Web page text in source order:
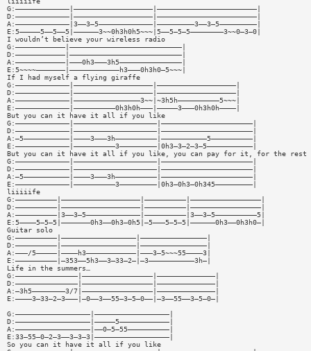
G:—————————————|———————————————————|————————————————————————|
D:—————————————|———————————————————|————————————————————————|
A:—————————————|3——3—5—————————————|—————————3——3—5—————————|
E:5—————5——5——5|——————3~~0h3h0h5~~~|5——5—5—5————————3~~0—3—0|
I wouldn’t believe your wireless radio
G:————————————|———————————————————————————|
D:————————————|———————————————————————————|
A:————————————|———0h3———3h5———————————————|
E:5~~~~———————|————————————h3———0h3h0—5~~~|
If I had myself a flying giraffe
G:—————————————|———————————————————|———————————————————|
D:—————————————|———————————————————|———————————————————|
A:—————————————|————————————————3~~|~3h5h——————————5~~~|
E:—————————————|——————————0h3h0h———|—————3———0h3h0h————|
But you can it have it all if you like
G:—————————————|————————————————————|——————————————————————|
D:—————————————|————————————————————|——————————————————————|
A:—5———————————|————3———3h——————————|———————————5——————————|
E:—————————————|——————————3—————————|0h3—3—2—3—5———————————|
But you can it have it all if you like, you can pay for it, for the rest
G:—————————————|————————————————————|——————————————————————|
D:—————————————|————————————————————|——————————————————————|
A:—5———————————|————3———3h——————————|——————————————————————|
E:—————————————|——————————3—————————|0h3—0h3—0h345—————————|
liiiiife
G:——————————|———————————————————|——————————|—————————————————|
D:——————————|———————————————————|——————————|—————————————————|
A:——————————|3——3—5—————————————|——————————|3——3—5——————————5|
E:5————5—5—5|———————0h3——0h3—0h5|—5———5—5—5|——————0h3——0h3h0—|
Guitar solo
G:——————————|——————————————————|————————————————|
D:——————————|——————————————————|————————————————|
A:———/5—————|————h3————————————|———3—5~~~55————3|
E:——————————|—353——5h3——3—33—2—|—3———————————3h—|
Life in the summers…
G:———————————————|—————————————————|——————————————|
D:———————————————|—————————————————|——————————————|
A:—3h5————————3/7|—————————————————|——————————————|
E:————3—33—2—3———|—0——3——55—3—5—0——|—3——55——3—5—0—|
G:——————————————————|——————————————————|
D:——————————————————|—————5————————————|
A:——————————————————|——0—5—55——————————|
E:33—55—0—2—3——3—3—3|——————————————————|
So you can it have it all if you like